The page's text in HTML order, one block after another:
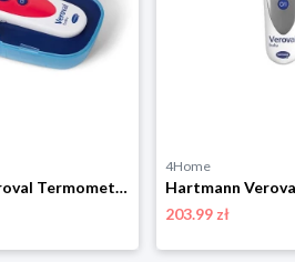
Hartmann Veroval Termometr bezdotykowy dlaniemowląt, czerwony
4Home
203.99 zł